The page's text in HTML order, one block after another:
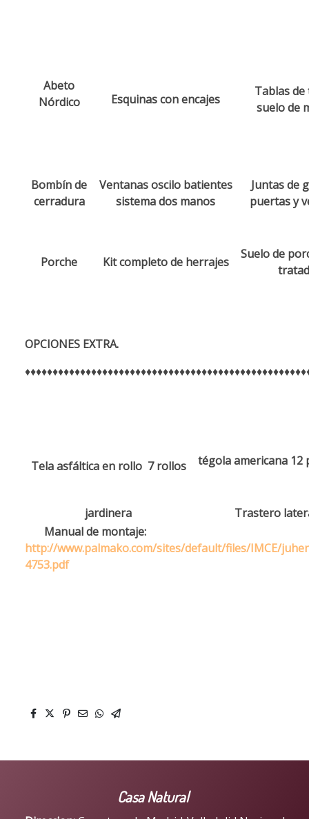
Abeto
Nórdico
Esquinas con encajes
Tablas de
suelo de
Bombín de
cerradura
Ventanas oscilo batientes
sistema dos manos
Juntas de
puertas y
Porche Kit completo de herrajes
Suelo de
OPCIONES EXTRA.
Tela asfáltica en rollo 7 rollos tégola americana 12
jardinera
Trastero
Manual de montaje:
http://www.palmako.com/sites/default/files/IMCE/
4753.pdf
Casa Natural